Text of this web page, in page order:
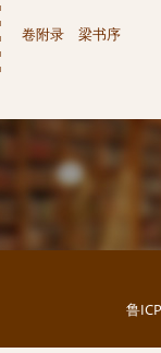
卷附录 梁书序
鲁